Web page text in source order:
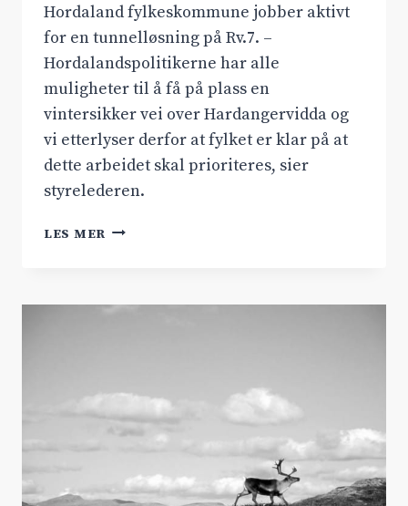
Hordaland fylkeskommune jobber aktivt
for en tunnelløsning på Rv.7. –
Hordalandspolitikerne har alle
muligheter til å få på plass en
vintersikker vei over Hardangervidda og
vi etterlyser derfor at fylket er klar på at
dette arbeidet skal prioriteres, sier
styrelederen.
LES MER HORDALAND